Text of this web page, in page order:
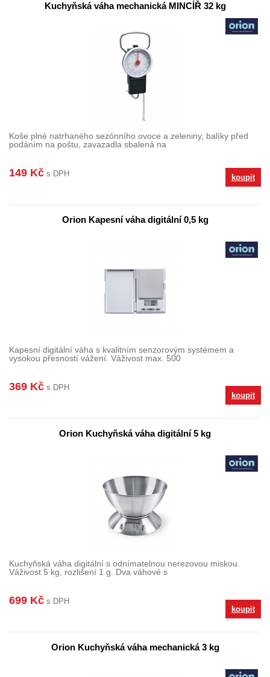
Kuchyňská váha mechanická MINCÍŘ 32 kg
Koše plné natrhaného sezónního ovoce a zeleniny, balíky před
podáním na poštu, zavazadla sbalená na
149 Kč s DPH koupit
Orion Kapesní váha digitální 0,5 kg
Kapesní digitální váha s kvalitním senzorovým systémem a
vysokou přesností vážení. Váživost max. 500
369 Kč s DPH
koupit
Orion Kuchyňská váha digitální 5 kg
Kuchyňská váha digitální s odnímatelnou nerezovou miskou.
Váživost 5 kg, rozlišení 1 g. Dva váhové s
699 Kč s DPH
koupit
Orion Kuchyňská váha mechanická 3 kg